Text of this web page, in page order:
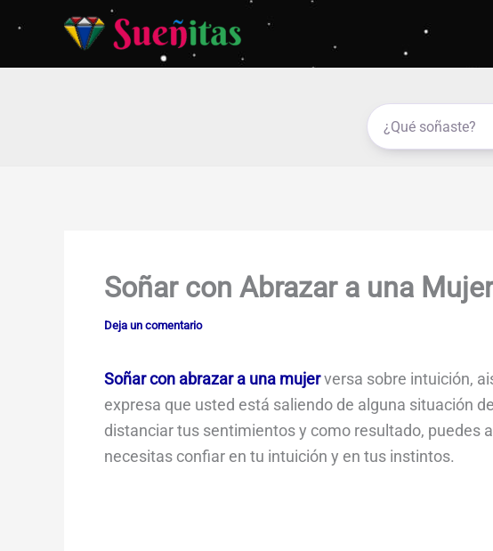
contenido
Soñar con Abrazar a una Mujer
Deja un comentario
Soñar con abrazar a una mujerversa sobre intuición,
expresa que usted está saliendo de alguna situación
distanciar tus sentimientos y como resultado, puedes
necesitas confiar en tu intuición y en tus instintos.